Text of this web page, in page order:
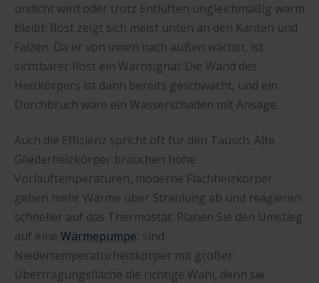
undicht wird oder trotz Entlüften ungleichmäßig warm
bleibt. Rost zeigt sich meist unten an den Kanten und
Falzen. Da er von innen nach außen wächst, ist
sichtbarer Rost ein Warnsignal: Die Wand des
Heizkörpers ist dann bereits geschwächt, und ein
Durchbruch wäre ein Wasserschaden mit Ansage.
Auch die Effizienz spricht oft für den Tausch. Alte
Gliederheizkörper brauchen hohe
Vorlauftemperaturen, moderne Flachheizkörper
geben mehr Wärme über Strahlung ab und reagieren
schneller auf das Thermostat. Planen Sie den Umstieg
auf eine Wärmepumpe, sind
Niedertemperaturheizkörper mit großer
Übertragungsfläche die richtige Wahl, denn sie